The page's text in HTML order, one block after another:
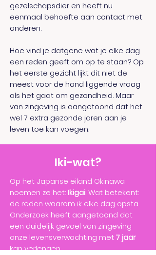
gezelschapsdier en heeft nu
eenmaal behoefte aan contact met
anderen.
Hoe vind je datgene wat je elke dag
een reden geeft om op te staan? Op
het eerste gezicht lijkt dit niet de
meest voor de hand liggende vraag
als het gaat om gezondheid. Maar
van zingeving is aangetoond dat het
wel 7 extra gezonde jaren aan je
leven toe kan voegen.
Iki-wat?
Op het Japanse eiland Okinawa
noemen ze het: Ikigai. Wat betekent:
de reden waarom ik elke dag opsta.
Onderzoek heeft aangetoond dat
een duidelijk gevoel van zingeving
onze levensverwachting met7 jaar
kan verlengen.